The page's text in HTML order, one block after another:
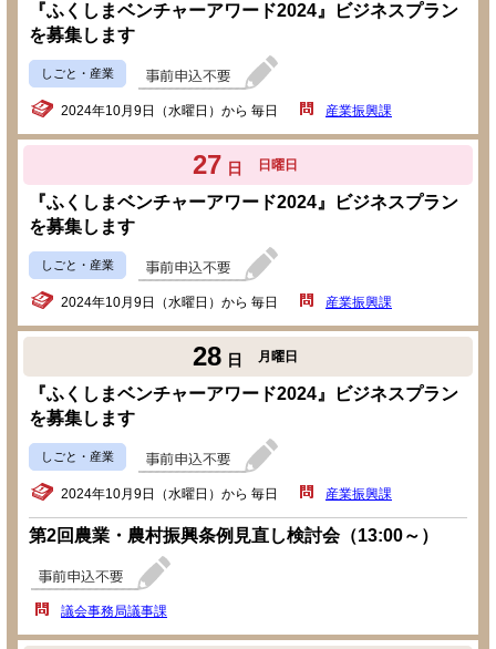
『ふくしまベンチャーアワード2024』ビジネスプラン
を募集します
しごと・産業
2024年10月9日（水曜日）から 毎日 産業振興課
27 日 日曜日
『ふくしまベンチャーアワード2024』ビジネスプラン
を募集します
しごと・産業
2024年10月9日（水曜日）から 毎日 産業振興課
28 日 月曜日
『ふくしまベンチャーアワード2024』ビジネスプラン
を募集します
しごと・産業
2024年10月9日（水曜日）から 毎日 産業振興課
第2回農業・農村振興条例見直し検討会（13:00～）
議会事務局議事課